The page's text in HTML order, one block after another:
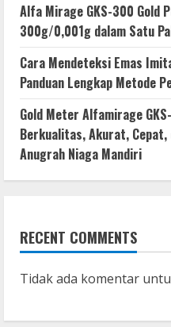
Alfa Mirage GKS-300
300g/0,001g dalam Satu
Cara Mendeteksi Emas
Panduan Lengkap Metode
Gold Meter Alfamirage
Berkualitas, Akurat, Cepat,
Anugrah Niaga Mandiri
RECENT COMMENTS
Tidak ada komentar